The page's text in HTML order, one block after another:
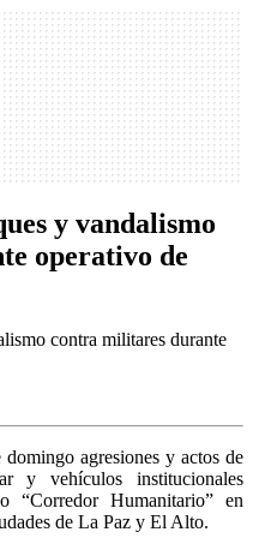
y vandalismo
operativo de
agresiones y actos de
y vehículos institucionales
“Corredor Humanitario” en
de La Paz y El Alto.